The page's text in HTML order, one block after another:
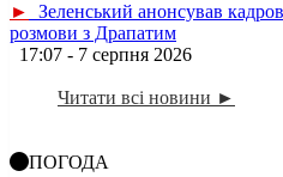
►
Зеленський анонсував
розмови з Драпатим
17:07 - 7 серпня 2026
Читати всі новини ►
ПОГОДА